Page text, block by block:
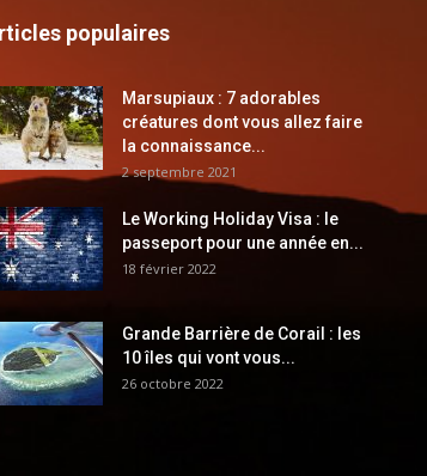
populaires
Marsupiaux : 7 adorables
créatures dont vous allez faire
la connaissance...
2 septembre 2021
Le Working Holiday Visa : le
passeport pour une année en...
18 février 2022
Grande Barrière de Corail : les
10 îles qui vont vous...
26 octobre 2022